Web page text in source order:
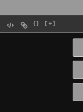
{} [+]